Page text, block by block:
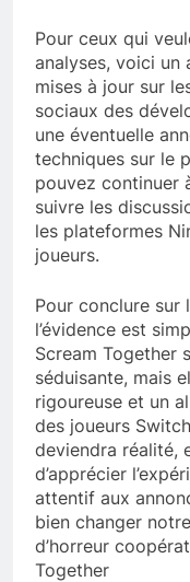
Pour ceux qui
analyses, voici un
mises à jour sur
sociaux des
une éventuelle
techniques sur le
pouvez continuer
suivre les
les plateformes
joueurs.
Pour conclure sur
l’évidence est
Scream Together
séduisante, mais
rigoureuse et un
des joueurs
deviendra réalité,
d’apprécier
attentif aux
bien changer
d’horreur
Together